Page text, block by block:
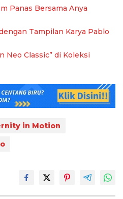
Panas Bersama Anya
Tampilan Karya Pablo
Neo Classic” di Koleksi
in Motion